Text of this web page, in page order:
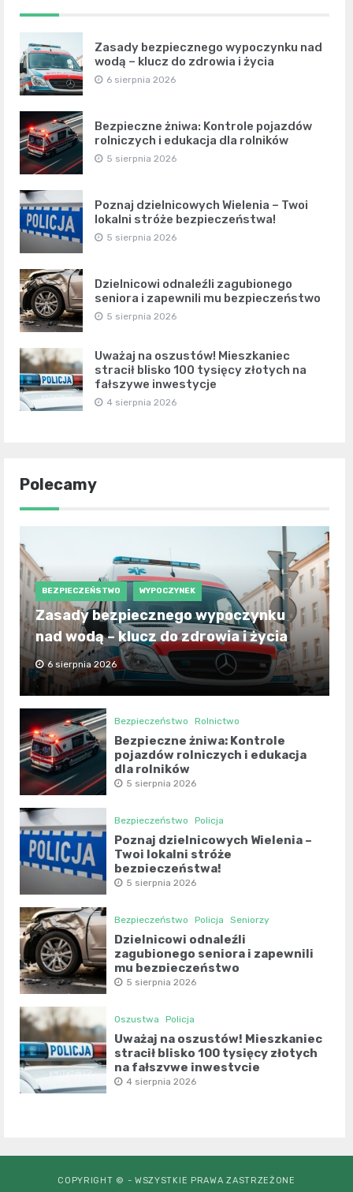
Zasady bezpiecznego wypoczynku nad
wodą – klucz do zdrowia i życia
6 sierpnia 2026
Bezpieczne żniwa: Kontrole pojazdów
rolniczych i edukacja dla rolników
5 sierpnia 2026
Poznaj dzielnicowych Wielenia – Twoi
lokalni stróże bezpieczeństwa!
5 sierpnia 2026
Dzielnicowi odnaleźli zagubionego
seniora i zapewnili mu bezpieczeństwo
5 sierpnia 2026
Uważaj na oszustów! Mieszkaniec
stracił blisko 100 tysięcy złotych na
fałszywe inwestycje
4 sierpnia 2026
Polecamy
BEZPIECZEŃSTWO WYPOCZYNEK
Zasady bezpiecznego wypoczynku
nad wodą – klucz do zdrowia i życia
6 sierpnia 2026
Bezpieczeństwo Rolnictwo
Bezpieczne żniwa: Kontrole
pojazdów rolniczych i edukacja
dla rolników
5 sierpnia 2026
Bezpieczeństwo Policja
Poznaj dzielnicowych Wielenia –
Twoi lokalni stróże
bezpieczeństwa!
5 sierpnia 2026
Bezpieczeństwo Policja Seniorzy
Dzielnicowi odnaleźli
zagubionego seniora i zapewnili
mu bezpieczeństwo
5 sierpnia 2026
Oszustwa Policja
Uważaj na oszustów! Mieszkaniec
stracił blisko 100 tysięcy złotych
na fałszywe inwestycje
4 sierpnia 2026
COPYRIGHT © - WSZYSTKIE PRAWA ZASTRZEŻONE